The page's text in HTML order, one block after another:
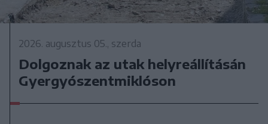
2026. augusztus 05., szerda
Dolgoznak az utak helyreállításán
Gyergyószentmiklóson